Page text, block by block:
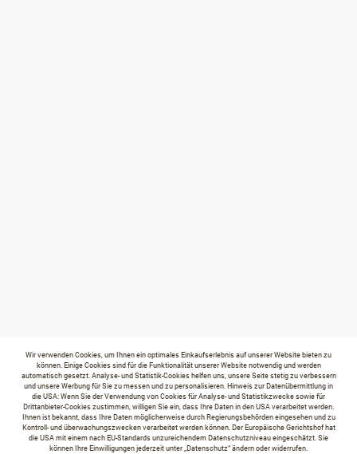
Wir verwenden Cookies, um Ihnen ein optimales Einkaufserlebnis auf unserer Website bieten zu
können. Einige Cookies sind für die Funktionalität unserer Website notwendig und werden
automatisch gesetzt. Analyse- und Statistik-Cookies helfen uns, unsere Seite stetig zu verbessern
und unsere Werbung für Sie zu messen und zu personalisieren. Hinweis zur Datenübermittlung in
die USA: Wenn Sie der Verwendung von Cookies für Analyse- und Statistikzwecke sowie für
Drittanbieter-Cookies zustimmen, willigen Sie ein, dass Ihre Daten in den USA verarbeitet werden.
Ihnen ist bekannt, dass Ihre Daten möglicherweise durch Regierungsbehörden eingesehen und zu
Kontroll- und überwachungszwecken verarbeitet werden können. Der Europäische Gerichtshof hat
die USA mit einem nach EU-Standards unzureichendem Datenschutzniveau eingeschätzt. Sie
können Ihre Einwilligungen jederzeit unter „Datenschutz“ ändern oder widerrufen.